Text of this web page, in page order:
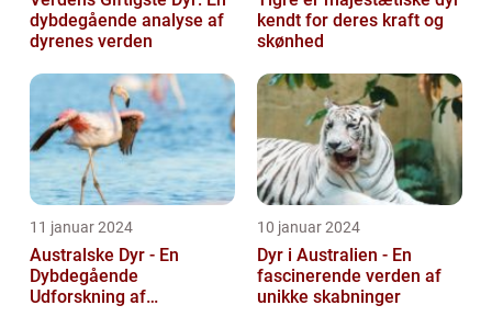
dybdegående analyse af
dyrenes verden
kendt for deres kraft og
skønhed
11 januar 2024
Australske Dyr - En
Dybdegående
Udforskning af
10 januar 2024
Dyr i Australien - En
fascinerende verden af
unikke skabninger